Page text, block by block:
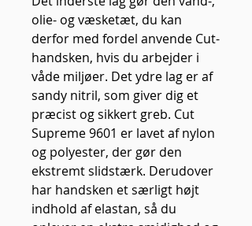
olie- og væsketæt, du kan
derfor med fordel anvende Cut-
handsken, hvis du arbejder i
våde miljøer. Det ydre lag er af
sandy nitril, som giver dig et
præcist og sikkert greb. Cut
Supreme 9601 er lavet af nylon
og polyester, der gør den
ekstremt slidstærk. Derudover
har handsken et særligt højt
indhold af elastan, så du